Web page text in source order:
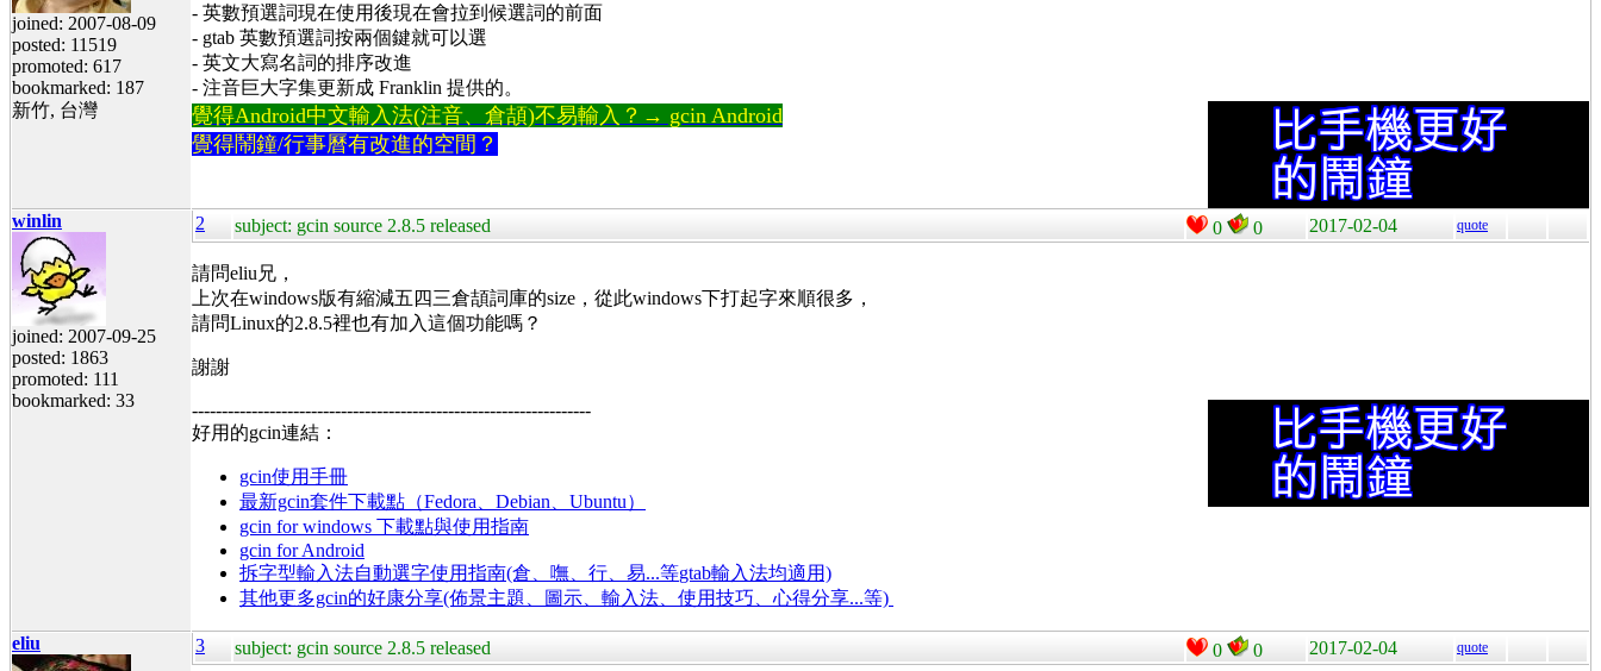
joined: 2007-08-09
posted: 11519
promoted: 617
bookmarked: 187
新竹, 台灣
- 英數預選詞現在使用後現在會拉到候選詞的前面
- gtab 英數預選詞按兩個鍵就可以選
- 英文大寫名詞的排序改進
- 注音巨大字集更新成 Franklin 提供的。
覺得Android中文輸入法(注音、倉頡)不易輸入？→ gcin Android
覺得鬧鐘/行事曆有改進的空間？
winlin
joined: 2007-09-25
posted: 1863
promoted: 111
bookmarked: 33
2 subject: gcin source 2.8.5 released 0 0 2017-02-04 quote
請問eliu兄，
上次在windows版有縮減五四三倉頡詞庫的size，從此windows下打起字來順很多，
請問Linux的2.8.5裡也有加入這個功能嗎？
謝謝
-------------------------------------------------------------------
好用的gcin連結：
gcin使用手冊
最新gcin套件下載點（Fedora、Debian、Ubuntu）
gcin for windows 下載點與使用指南
gcin for Android
拆字型輸入法自動選字使用指南(倉、嘸、行、易...等gtab輸入法均適用)
其他更多gcin的好康分享(佈景主題、圖示、輸入法、使用技巧、心得分享...等)
eliu 3 subject: gcin source 2.8.5 released 0 0 2017-02-04 quote